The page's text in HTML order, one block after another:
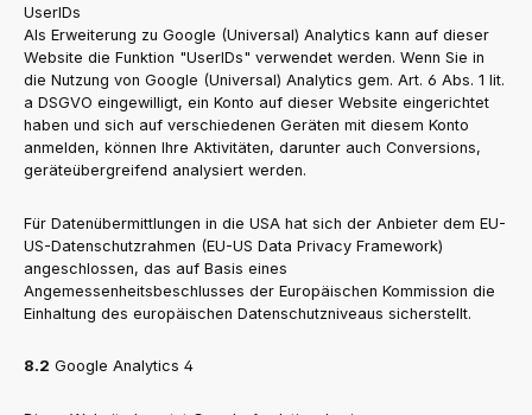
UserIDs
Als Erweiterung zu Google (Universal) Analytics kann auf dieser
Website die Funktion "UserIDs" verwendet werden. Wenn Sie in
die Nutzung von Google (Universal) Analytics gem. Art. 6 Abs. 1 lit.
a DSGVO eingewilligt, ein Konto auf dieser Website eingerichtet
haben und sich auf verschiedenen Geräten mit diesem Konto
anmelden, können Ihre Aktivitäten, darunter auch Conversions,
geräteübergreifend analysiert werden.
Für Datenübermittlungen in die USA hat sich der Anbieter dem EU-
US-Datenschutzrahmen (EU-US Data Privacy Framework)
angeschlossen, das auf Basis eines
Angemessenheitsbeschlusses der Europäischen Kommission die
Einhaltung des europäischen Datenschutzniveaus sicherstellt.
8.2 Google Analytics 4